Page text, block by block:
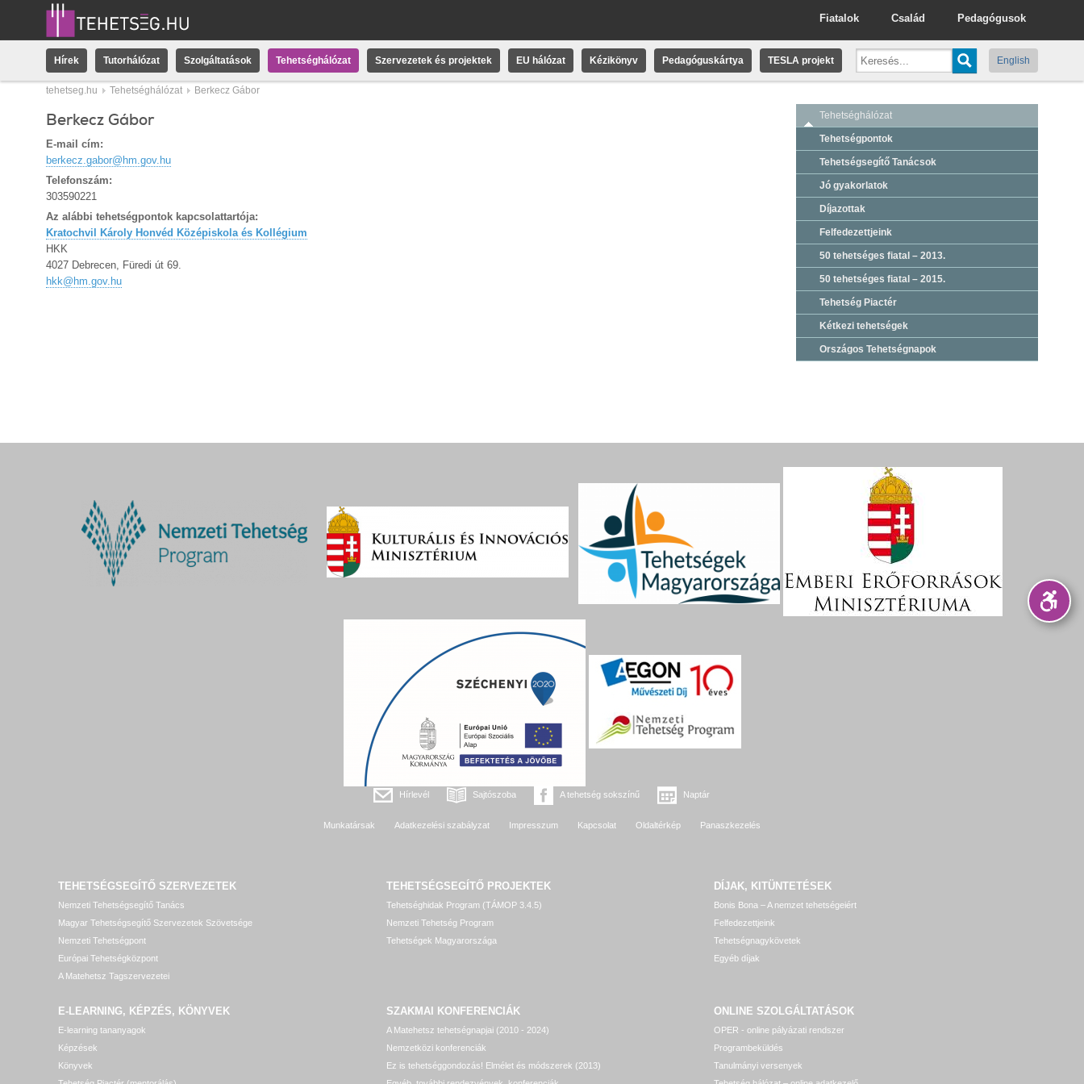
Pedagógusok
Család
Fiatalok
Hírek Tutorhálózat Szolgáltatások Tehetséghálózat Szervezetek és projektek EU hálózat Kézikönyv Pedagóguskártya TESLA projekt English
tehetseg.hu Tehetséghálózat Berkecz Gábor
Berkecz Gábor
E-mail cím:
berkecz.gabor@hm.gov.hu
Telefonszám:
303590221
Az alábbi tehetségpontok kapcsolattartója:
Kratochvil Károly Honvéd Középiskola és Kollégium
HKK
4027 Debrecen, Füredi út 69.
hkk@hm.gov.hu
Tehetséghálózat
Tehetségpontok
Tehetségsegítő Tanácsok
Jó gyakorlatok
Díjazottak
Felfedezettjeink
50 tehetséges fiatal – 2013.
50 tehetséges fiatal – 2015.
Tehetség Piactér
Kétkezi tehetségek
Országos Tehetségnapok
Hírlevél Sajtószoba A tehetség sokszínű Naptár
Munkatársak Adatkezelési szabályzat Impresszum Kapcsolat Oldaltérkép Panaszkezelés
TEHETSÉGSEGÍTŐ SZERVEZETEK
Nemzeti Tehetségsegítő Tanács
Magyar Tehetségsegítő Szervezetek Szövetsége
Nemzeti Tehetségpont
Európai Tehetségközpont
A Matehetsz Tagszervezetei
TEHETSÉGSEGÍTŐ PROJEKTEK
Tehetséghidak Program (TÁMOP 3.4.5)
Nemzeti Tehetség Program
Tehetségek Magyarországa
DÍJAK, KITÜNTETÉSEK
Bonis Bona – A nemzet tehetségeiért
Felfedezettjeink
Tehetségnagykövetek
Egyéb díjak
E-LEARNING, KÉPZÉS, KÖNYVEK
E-learning tananyagok
Képzések
Könyvek
SZAKMAI KONFERENCIÁK
A Matehetsz tehetségnapjai (2010 - 2024)
Nemzetközi konferenciák
Ez is tehetséggondozás! Elmélet és módszerek (2013)
ONLINE SZOLGÁLTATÁSOK
OPER - online pályázati rendszer
Programbeküldés
Tanulmányi versenyek